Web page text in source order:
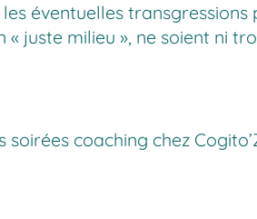
éventuelles
« juste milieu », ne soient ni
soirées coaching chez